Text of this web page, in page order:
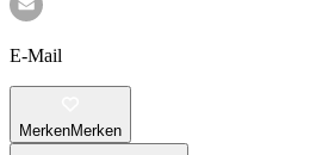
E-Mail
MerkenMerken